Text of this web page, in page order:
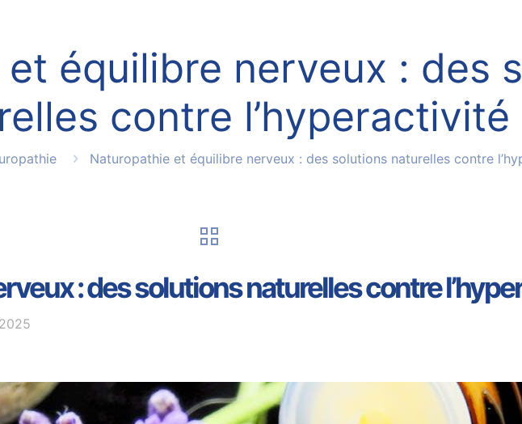
équilibre nerveux : des
contre l’hyperactivité
Naturopathie et équilibre nerveux : des solutions naturelles contre
: des solutions naturelles contre